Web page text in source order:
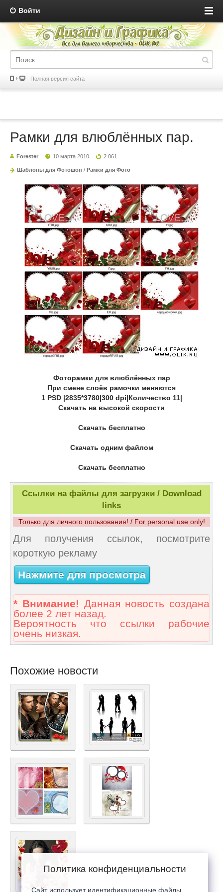
Войти
Полная версия сайта
Рамки для влюблённых пар.
Forester 10 марта 2010 2 061
Шаблоны для Фотошоп / Рамки для Фото
Фоторамки для влюблённых пар
При смене слоёв рамочки меняются
1 PSD |2835*3780|300 dpi|Количество 11|
Скачать на высокой скорости
Скачать бесплатно
Скачать одним файлом
Скачать бесплатно
Ссылки на файлы для загрузки / Download
links
Только для личного пользования! / For personal use only!
Для получения ссылок, посмотрите
короткую рекламу
Нажмите для просмотра
* Внимание! Данная новость создана
более 2 лет назад.
Вероятность что ссылки рабочие
очень низкая.
Похожие новости
Политика конфиденциальности
Сайт использует идентификационные файлы